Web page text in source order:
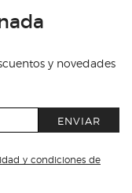
y novedades
ENVIAR
y condiciones de